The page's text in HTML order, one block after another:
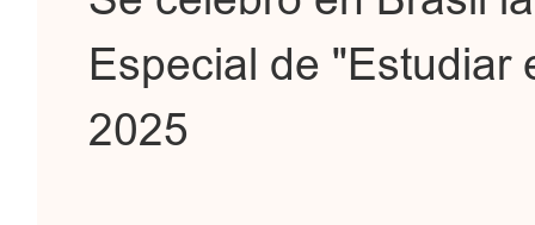
Especial de "Estudiar
2025